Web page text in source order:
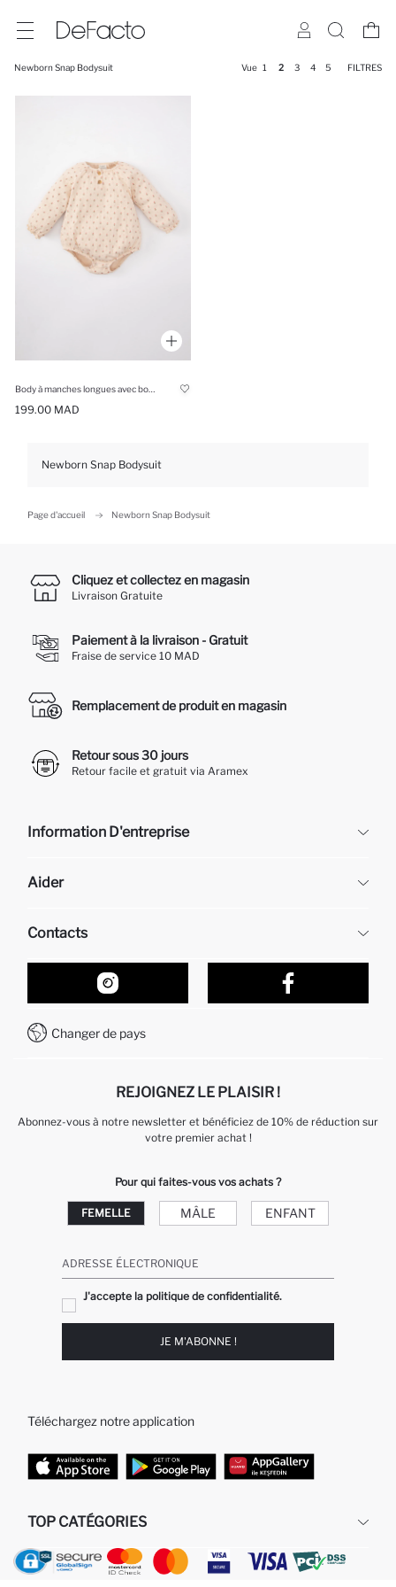
Newborn Snap Bodysuit Vue 1 2 3 4 5 FILTRES
199.00 MAD
Newborn Snap Bodysuit
Page d'accueil Newborn Snap Bodysuit
Cliquez et collectez en magasin
Livraison Gratuite
Paiement à la livraison - Gratuit
Fraise de service 10 MAD
Remplacement de produit en magasin
Retour sous 30 jours
Retour facile et gratuit via Aramex
Information D'entreprise
À propos de nous
Aider
Retour et changement
Suivi de la Commande
Comment acheter sur DeFacto ?
Comment payer sur DeFacto?
Contacts
Nos Magasins
Formulaire de contact
Service Client +212 525 076 633
Changer de pays
REJOIGNEZ LE PLAISIR !
Abonnez-vous à notre newsletter et bénéficiez de 10% de réduction sur
votre premier achat !
Pour qui faites-vous vos achats ?
FEMELLE MÂLE ENFANT
ADRESSE ÉLECTRONIQUE
J'accepte la politique de confidentialité.
JE M'ABONNE !
Téléchargez notre application
TOP CATÉGORIES
Femme
Homme
Jeans Larges pour Homme
Garçon